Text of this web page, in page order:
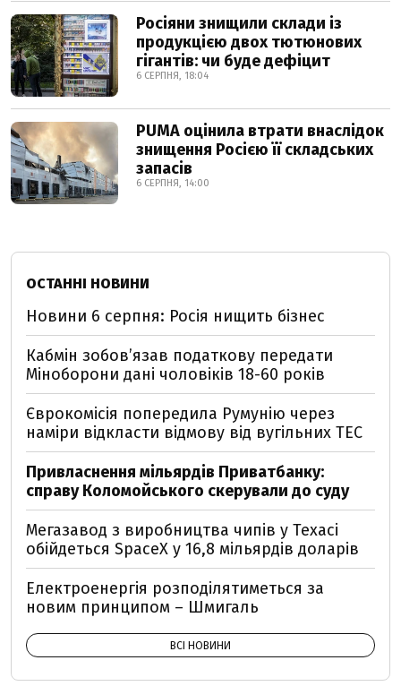
Росіяни знищили склади із
продукцією двох тютюнових
гігантів: чи буде дефіцит
6 СЕРПНЯ, 18:04
PUMA оцінила втрати внаслідок
знищення Росією її складських
запасів
6 СЕРПНЯ, 14:00
ОСТАННІ НОВИНИ
Новини 6 серпня: Росія нищить бізнес
Кабмін зобовʼязав податкову передати
Міноборони дані чоловіків 18-60 років
Єврокомісія попередила Румунію через
наміри відкласти відмову від вугільних ТЕС
Привласнення мільярдів Приватбанку:
справу Коломойського скерували до суду
Мегазавод з виробництва чипів у Техасі
обійдеться SpaceX у 16,8 мільярдів доларів
Електроенергія розподілятиметься за
новим принципом – Шмигаль
ВСІ НОВИНИ